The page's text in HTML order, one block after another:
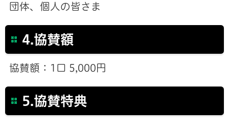
団体、個人の皆さま
4.協賛額
協賛額：1口 5,000円
5.協賛特典